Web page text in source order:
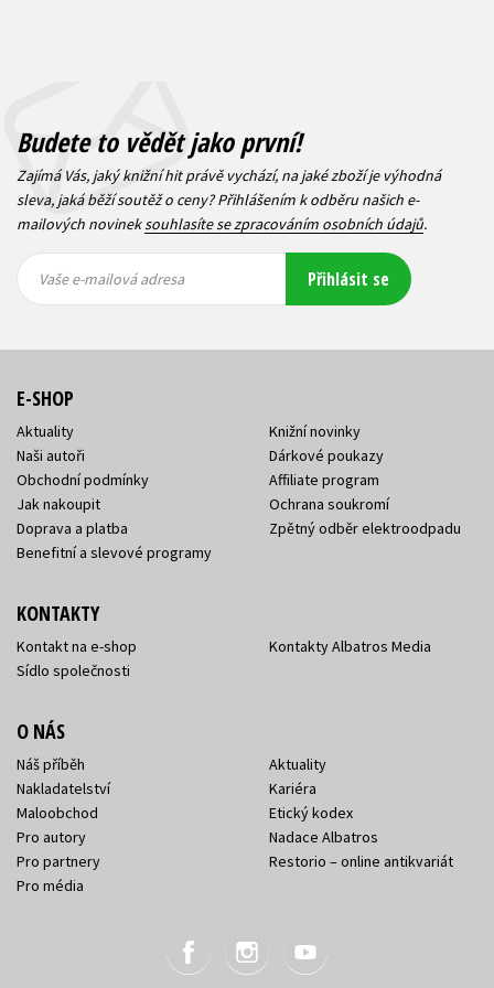
Budete to vědět jako první!
Zajímá Vás, jaký knižní hit právě vychází, na jaké zboží je výhodná
sleva, jaká běží soutěž o ceny? Přihlášením k odběru našich e-
mailových novineksouhlasíte se zpracováním osobních údajů.
mailová
mailová
Vaše e-mailová adresa Přihlásit se
E-SHOP
Aktuality
Naši autoři
Obchodní podmínky
Jak nakoupit
Doprava a platba
Benefitní a slevové programy
Knižní novinky
Dárkové poukazy
Affiliate program
Ochrana soukromí
Zpětný odběr elektroodpadu
KONTAKTY
Kontakt na e-shop
Sídlo společnosti
Kontakty Albatros Media
O NÁS
Náš příběh
Nakladatelství
Maloobchod
Pro autory
Pro partnery
Pro média
Aktuality
Kariéra
Etický kodex
Nadace Albatros
Restorio – online antikvariát